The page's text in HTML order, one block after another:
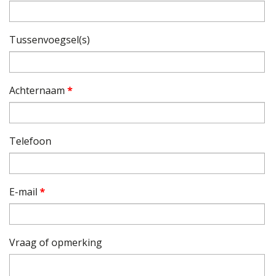
Tussenvoegsel(s)
Achternaam *
Telefoon
E-mail *
Vraag of opmerking